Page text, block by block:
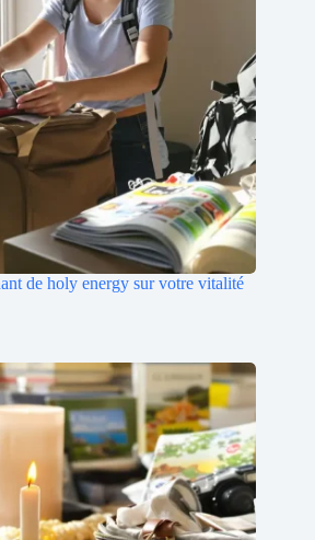
de holy energy sur votre vitalité